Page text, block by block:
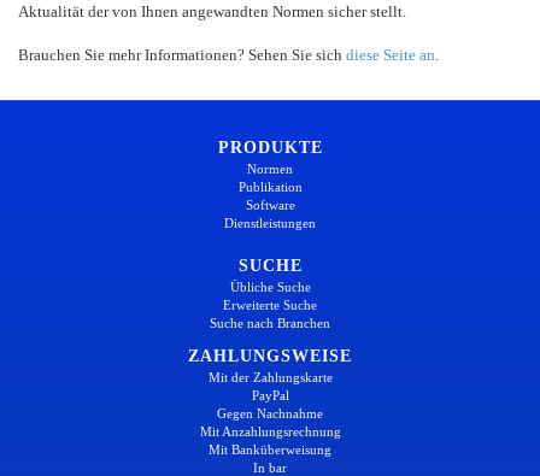
Aktualität der von Ihnen angewandten Normen sicher stellt.
Brauchen Sie mehr Informationen? Sehen Sie sich diese Seite an
PRODUKTE
Normen
Publikation
Software
Dienstleistungen
SUCHE
Übliche Suche
Erweiterte Suche
Suche nach Branchen
ZAHLUNGSWEISE
Mit der Zahlungskarte
PayPal
Gegen Nachnahme
Mit Anzahlungsrechnung
Mit Banküberweisung
In bar